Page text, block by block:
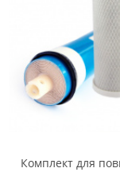
Комплект для